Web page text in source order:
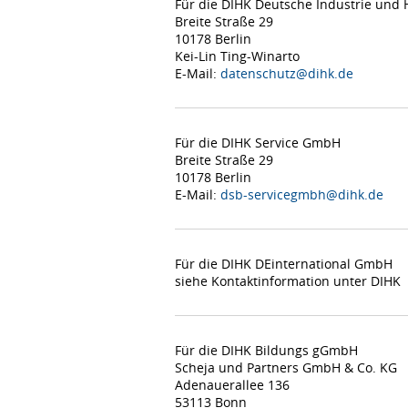
Für die DIHK Deutsche Industrie und
Breite Straße 29
10178 Berlin
Kei-Lin Ting-Winarto
E-Mail: datenschutz@dihk.de
Für die DIHK Service GmbH
Breite Straße 29
10178 Berlin
E-Mail: dsb-servicegmbh@dihk.de
Für die DIHK DEinternational GmbH
siehe Kontaktinformation unter DIHK
Für die DIHK Bildungs gGmbH
Scheja und Partners GmbH & Co. KG
Adenauerallee 136
53113 Bonn